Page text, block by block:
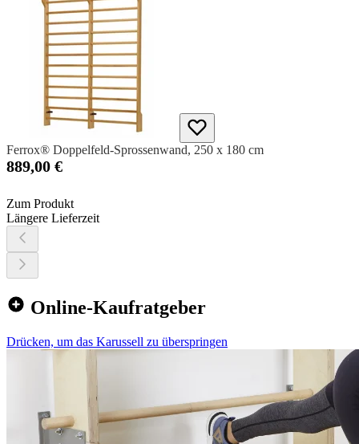
Ferrox® Doppelfeld-Sprossenwand, 250 x 180 cm
889,00 €
Zum Produkt
Längere Lieferzeit
Online-Kaufratgeber
Drücken, um das Karussell zu überspringen